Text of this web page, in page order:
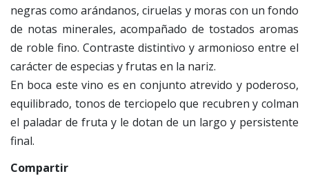
negras como arándanos, ciruelas y moras con un fondo
de notas minerales, acompañado de tostados aromas
de roble fino. Contraste distintivo y armonioso entre el
carácter de especias y frutas en la nariz.
En boca este vino es en conjunto atrevido y poderoso,
equilibrado, tonos de terciopelo que recubren y colman
el paladar de fruta y le dotan de un largo y persistente
final.
Compartir